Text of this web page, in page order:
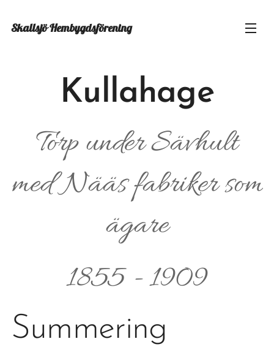
SkallsjöHembygdsförening
Kullahage
Torp under Sävhult
med Nääs fabriker som
ägare
1855 - 1909
Summering